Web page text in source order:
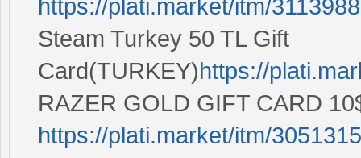
https://plati.market/itm/3113988
Steam Turkey 50 TL Gift
Card(TURKEY)https://
RAZER GOLD GIFT CARD
https://plati.market/itm/3051315